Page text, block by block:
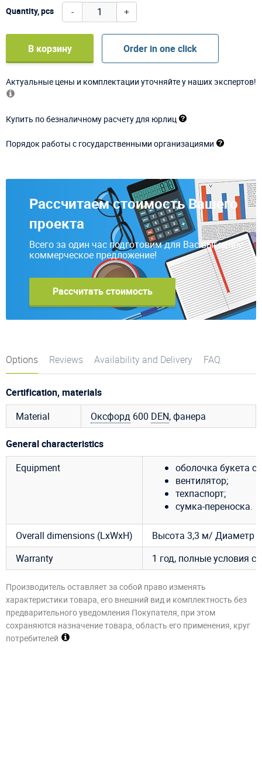
Quantity, pcs - +
В корзину Order in one click
Актуальные цены и комплектации уточняйте у наших экспертов!
Купить по безналичному расчету для юрлиц
Порядок работы с государственными организациями
Рассчитаем стоимость Вашего
проекта
Всего за один час подготовим для Вас выгодное
коммерческое предложение!
Рассчитать стоимость
Options Reviews Availability and Delivery FAQ
Certification, materials
Material
Оксфорд 600 DEN, фанера
General characteristics
Equipment
оболочка букета с
вентилятор;
техпаспорт;
сумка-переноска.
Overall dimensions (LxWxH)
Высота 3,3 м/ Диаметр
Warranty
1 год, полные условия
Производитель оставляет за собой право изменять
характеристики товара, его внешний вид и комплектность без
предварительного уведомления Покупателя, при этом
сохраняются назначение товара, область его применения, круг
потребителей